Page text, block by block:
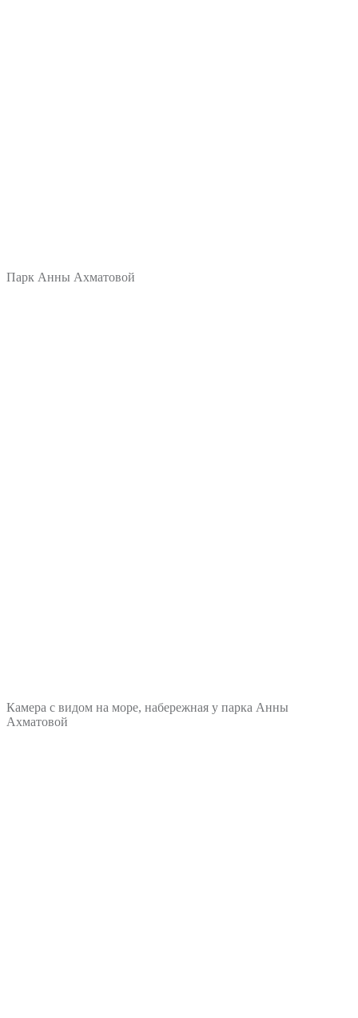
Парк Анны Ахматовой
Камера с видом на море, набережная у парка Анны
Ахматовой